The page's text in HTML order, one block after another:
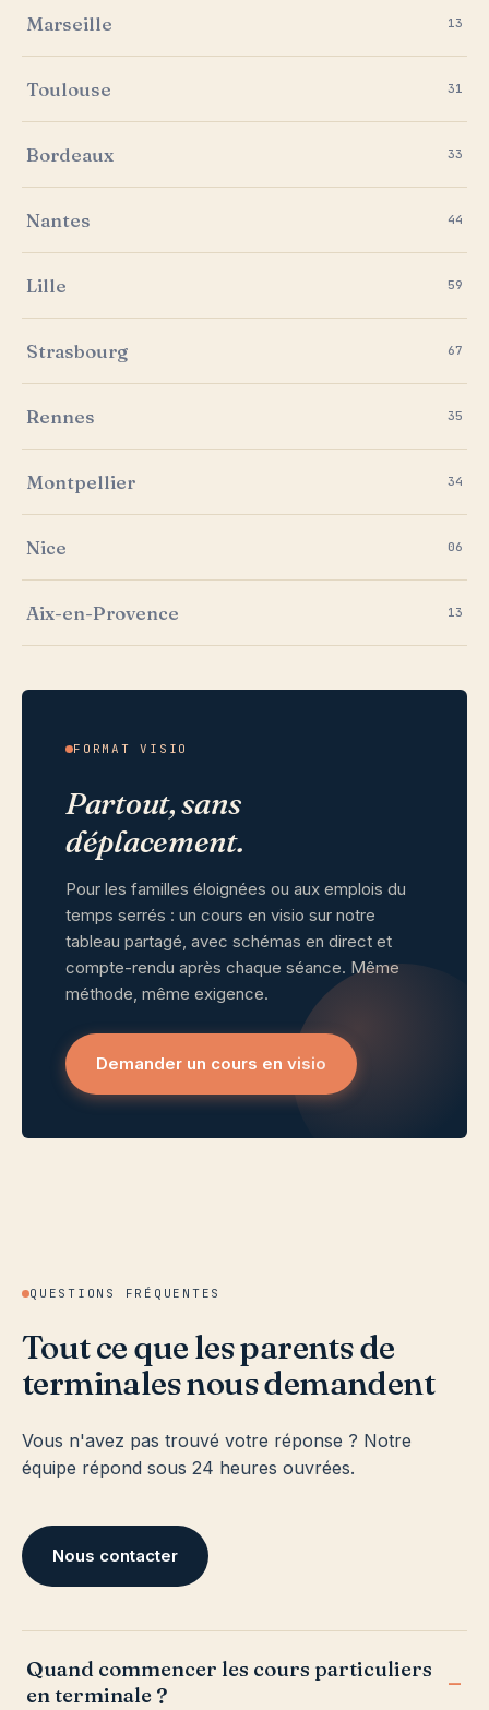
Marseille 13
Toulouse 31
Bordeaux 33
Nantes 44
Lille 59
Strasbourg 67
Rennes 35
Montpellier 34
Nice 06
Aix-en-Provence 13
FORMAT VISIO
Partout, sans
déplacement.
Pour les familles éloignées ou aux emplois du
temps serrés : un cours en visio sur notre
tableau partagé, avec schémas en direct et
compte-rendu après chaque séance. Même
méthode, même exigence.
Demander un cours en visio
QUESTIONS FRÉQUENTES
Tout ce que les parents de
terminales nous demandent
Vous n'avez pas trouvé votre réponse ? Notre
équipe répond sous 24 heures ouvrées.
Nous contacter
Quand commencer les cours particuliers
en terminale ?